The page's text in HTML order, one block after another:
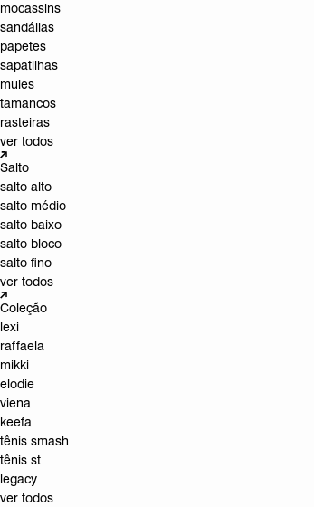
mocassins
sandálias
papetes
sapatilhas
mules
tamancos
rasteiras
ver todos
Salto
salto alto
salto médio
salto baixo
salto bloco
salto fino
ver todos
Coleção
lexi
raffaela
mikki
elodie
viena
keefa
tênis smash
tênis st
legacy
ver todos